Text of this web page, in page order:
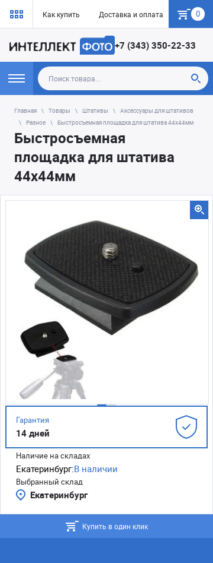
Как купить Доставка и оплата Гарантия
0
+7 (343) 350-22-33
Главная Товары Штативы
Аксессуары для штативов
Разное
Быстросъемная площадка для штатива 44х44мм
Быстросъемная
площадка для штатива
44х44мм
Гарантия
14 дней
Наличие на складах
Екатеринбург:В наличии
Выбранный склад
Екатеринбург
Купить в один клик